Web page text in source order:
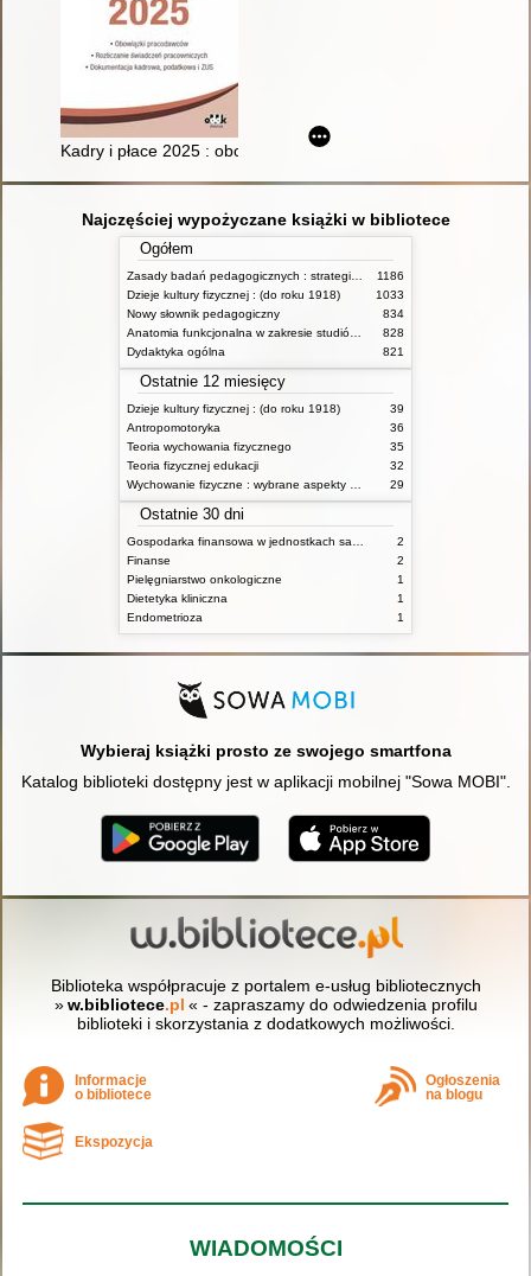
Kadry i płace 2025 : obowiązki pracodawców, rozliczanie
Najczęściej wypożyczane książki w bibliotece
Ogółem
1186
Dzieje kultury fizycznej : (do roku 1918)
1033
Nowy słownik pedagogiczny
834
828
Dydaktyka ogólna
821
Ostatnie 12 miesięcy
Dzieje kultury fizycznej : (do roku 1918)
39
Antropomotoryka
36
Teoria wychowania fizycznego
35
Teoria fizycznej edukacji
32
29
Ostatnie 30 dni
2
Finanse
2
Pielęgniarstwo onkologiczne
1
Dietetyka kliniczna
1
Endometrioza
1
Wybieraj książki prosto ze swojego smartfona
Katalog biblioteki dostępny jest w aplikacji mobilnej "Sowa MOBI".
Biblioteka współpracuje z portalem e-usług bibliotecznych
» w.bibliotece.pl « - zapraszamy do odwiedzenia profilu
biblioteki i skorzystania z dodatkowych możliwości.
Informacje
o bibliotece
Ogłoszenia
na blogu
Ekspozycja
WIADOMOŚCI